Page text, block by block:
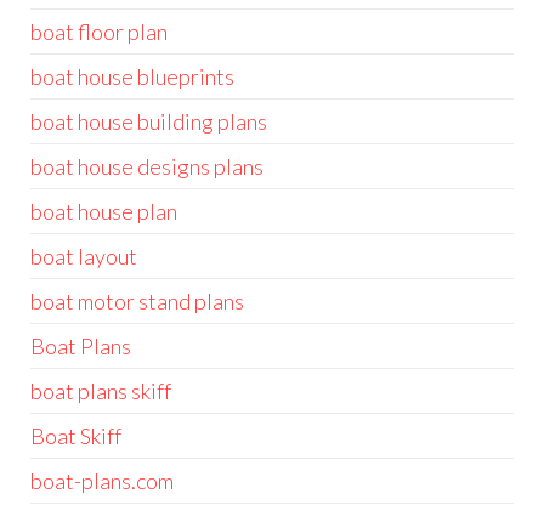
boat floor plan
boat house blueprints
boat house building plans
boat house designs plans
boat house plan
boat layout
boat motor stand plans
Boat Plans
boat plans skiff
Boat Skiff
boat-plans.com